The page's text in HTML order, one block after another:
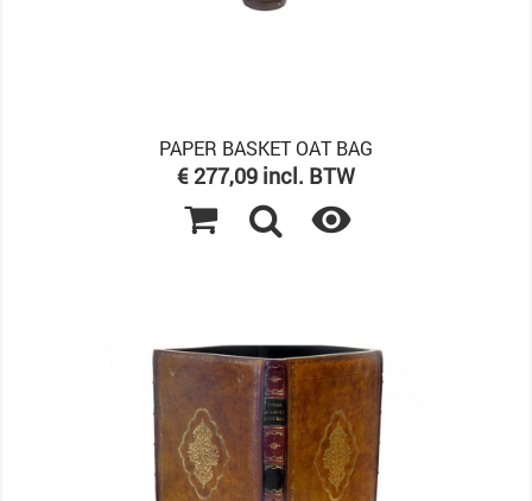
PAPER BASKET OAT BAG
Prijs
€ 277,09 incl. BTW
